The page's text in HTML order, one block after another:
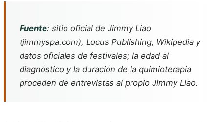
Fuente: sitio oficial de Jimmy Liao
(jimmyspa.com), Locus Publishing, Wikipedia y
datos oficiales de festivales; la edad al
diagnóstico y la duración de la quimioterapia
proceden de entrevistas al propio Jimmy Liao.